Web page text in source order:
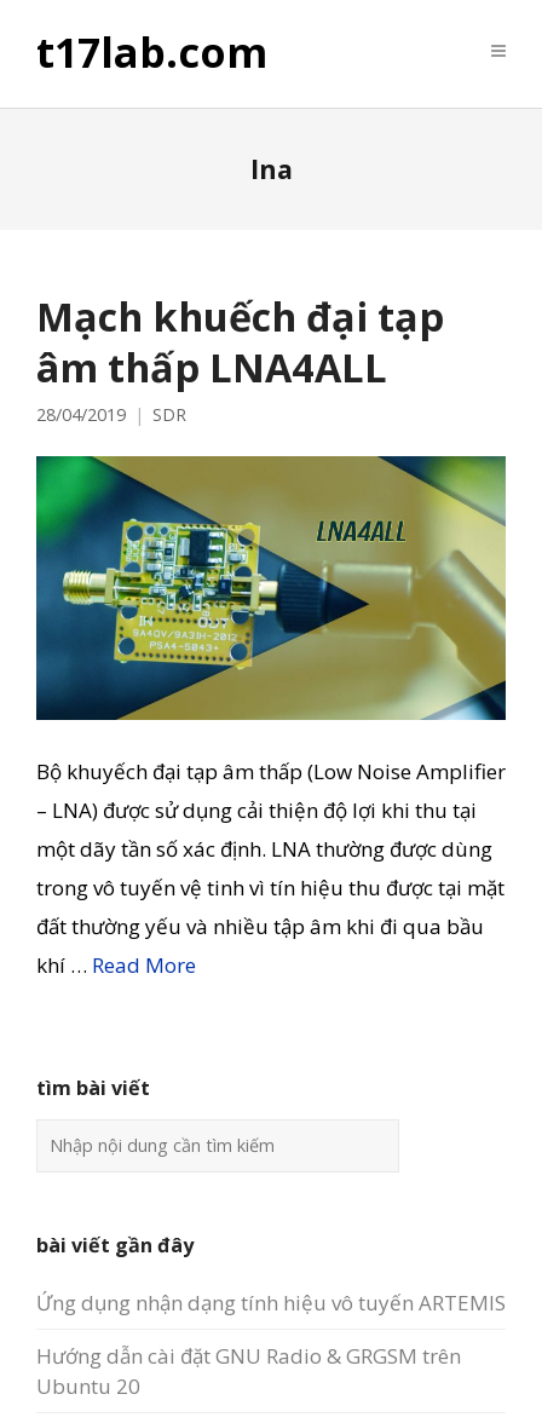
t17lab.com
lna
Mạch khuếch đại tạp
âm thấp LNA4ALL
28/04/2019 SDR
Bộ khuyếch đại tạp âm thấp (Low Noise Amplifier
– LNA) được sử dụng cải thiện độ lợi khi thu tại
một dãy tần số xác định. LNA thường được dùng
trong vô tuyến vệ tinh vì tín hiệu thu được tại mặt
đất thường yếu và nhiều tập âm khi đi qua bầu
khí … Read More
tìm bài viết
bài viết gần đây
Ứng dụng nhận dạng tính hiệu vô tuyến ARTEMIS
Hướng dẫn cài đặt GNU Radio & GRGSM trên
Ubuntu 20